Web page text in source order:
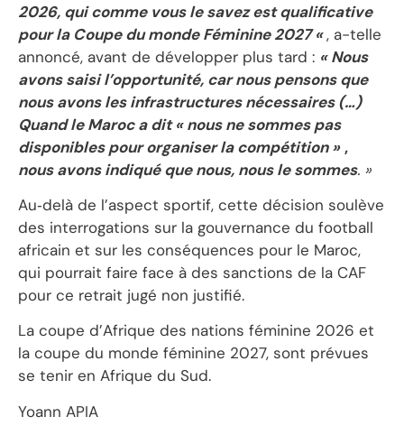
2026, qui comme vous le savez est qualificative
pour la Coupe du monde Féminine 2027«, a-telle
annoncé, avant de développer plus tard : « Nous
avons saisi l’opportunité, car nous pensons que
nous avons les infrastructures nécessaires (…)
Quand le Maroc a dit « nous ne sommes pas
disponibles pour organiser la compétition » ,
nous avons indiqué que nous, nous le sommes. »
Au‑delà de l’aspect sportif, cette décision soulève
des interrogations sur la gouvernance du football
africain et sur les conséquences pour le Maroc,
qui pourrait faire face à des sanctions de la CAF
pour ce retrait jugé non justifié.
La coupe d’Afrique des nations féminine 2026 et
la coupe du monde féminine 2027, sont prévues
se tenir en Afrique du Sud.
Yoann APIA